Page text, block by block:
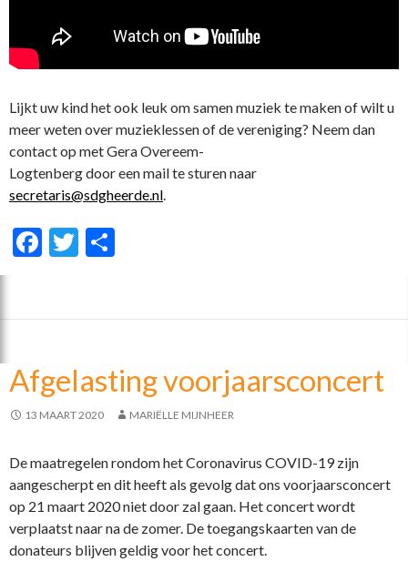
Lijkt uw kind het ook leuk om samen muziek te maken of wilt u
meer weten over muzieklessen of de vereniging? Neem dan
contact op met Gera Overeem-
Logtenberg door een mail te sturen naar
secretaris@sdgheerde.nl.
F
b
o
k
T
er n
Afgelasting voorjaarsconcert
13 MAART 2020 MARIËLLE MIJNHEER
De maatregelen rondom het Coronavirus COVID-19 zijn
aangescherpt en dit heeft als gevolg dat ons voorjaarsconcert
op 21 maart 2020 niet door zal gaan. Het concert wordt
verplaatst naar na de zomer. De toegangskaarten van de
donateurs blijven geldig voor het concert.